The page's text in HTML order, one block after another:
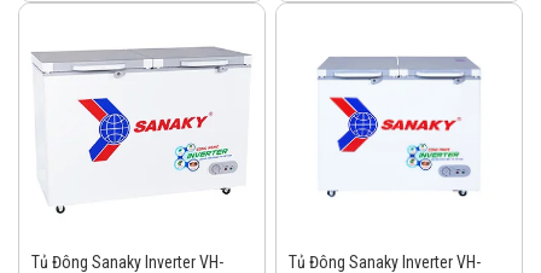
Tủ Đông Sanaky Inverter VH-
Tủ Đông Sanaky Inverter VH-